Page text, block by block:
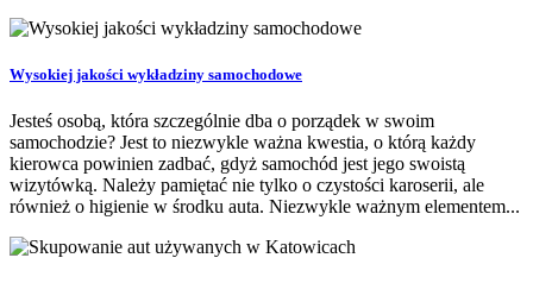
Wysokiej jakości wykładziny samochodowe
Jesteś osobą, która szczególnie dba o porządek w swoim
samochodzie? Jest to niezwykle ważna kwestia, o którą każdy
kierowca powinien zadbać, gdyż samochód jest jego swoistą
wizytówką. Należy pamiętać nie tylko o czystości karoserii, ale
również o higienie w środku auta. Niezwykle ważnym elementem...